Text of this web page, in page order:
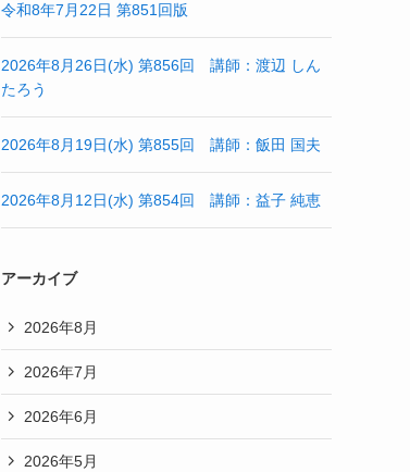
令和8年7月22日 第851回版
2026年8月26日(水) 第856回 講師：渡辺 しん
たろう
2026年8月19日(水) 第855回 講師：飯田 国夫
2026年8月12日(水) 第854回 講師：益子 純恵
アーカイブ
2026年8月
2026年7月
2026年6月
2026年5月